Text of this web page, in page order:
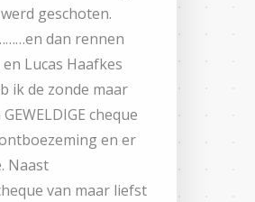
geschoten.
dan rennen
Lucas Haafkes
ik de zonde maar
cheque
en er
Naast
van maar liefst